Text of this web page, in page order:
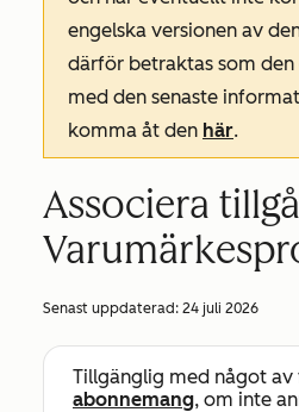
engelska versionen av
därför betraktas som
med den senaste
komma åt den här.
Associera
Senast uppdaterad: 24 juli 2026
Tillgänglig med något av
abonnemang, om inte